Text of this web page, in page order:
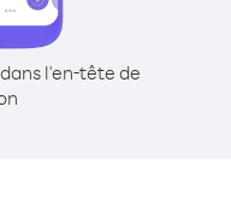
l'en-tête de